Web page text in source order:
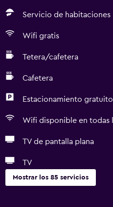
Servicio de habitaciones
Wifi gratis
Tetera/cafetera
Cafetera
Estacionamiento gratuito
Wifi disponible en todas
TV de pantalla plana
TV
Mostrar los 85 servicios